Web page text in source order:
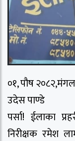
०१, पौष
उदेस पाण्डे
पर्सा! ईलाका
निरीक्षक रमेश